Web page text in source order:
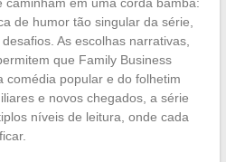
de humor tão singular da série,
As escolhas narrativas,
que Family Business
comédia popular e do folhetim
e novos chegados, a série
níveis de leitura, onde cada